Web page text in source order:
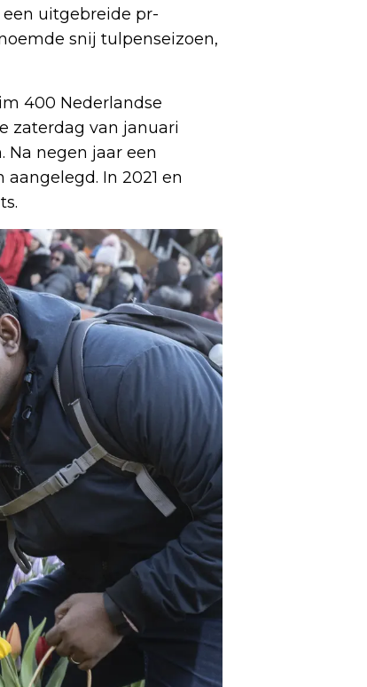
uitgebreide pr-
snij tulpenseizoen,
400 Nederlandse
zaterdag van januari
Na negen jaar een
In 2021 en